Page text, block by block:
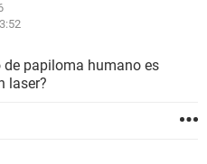
papiloma humano es
laser?